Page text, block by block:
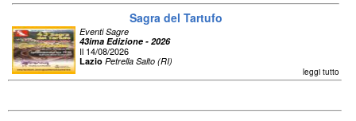
Sagra del Tartufo
Eventi Sagre
43ima Edizione - 2026
Il 14/08/2026
Lazio Petrella Salto (RI)
leggi tutto